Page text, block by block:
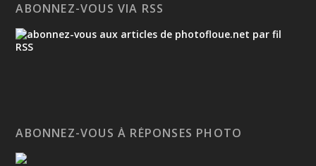
ABONNEZ-VOUS VIA RSS
ABONNEZ-VOUS À RÉPONSES PHOTO